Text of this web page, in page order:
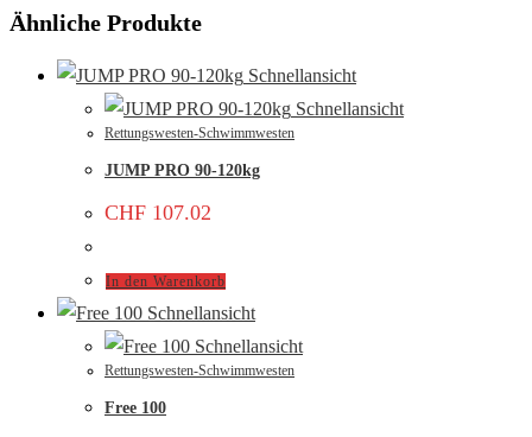
Ähnliche Produkte
Schnellansicht
Schnellansicht
Rettungswesten-Schwimmwesten
JUMP PRO 90-120kg
CHF 107.02
In den Warenkorb
Schnellansicht
Schnellansicht
Rettungswesten-Schwimmwesten
Free 100